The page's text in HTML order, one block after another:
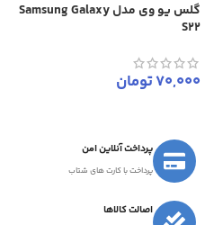
گلس یو وی مدل Samsung Galaxy
S22
70,000تومان
پرداخت آنلاین امن
پرداخت با کارت های شتاب
اصالت کالاها